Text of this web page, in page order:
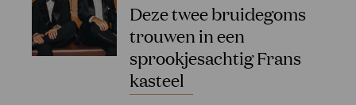
Deze twee bruidegoms
trouwen in een
sprookjesachtig Frans
kasteel